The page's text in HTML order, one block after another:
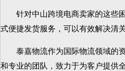
针对中山跨境电商卖家的这些困
式便捷发货服务，可以有效解决清关
泰嘉物流作为国际物流领域的资
和专业的团队，致力于为客户提供